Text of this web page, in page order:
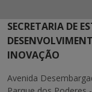
SECRETARIA DE
INOVAÇÃO
Avenida